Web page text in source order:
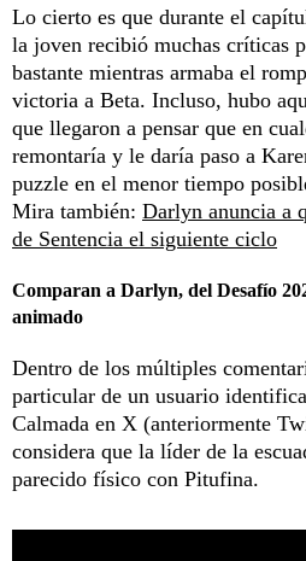
Lo cierto es que durante el
la joven recibió muchas críticas
bastante mientras armaba el
victoria a Beta. Incluso, hubo
que llegaron a pensar que en
remontaría y le daría paso a
puzzle en el menor tiempo
Mira también: Darlyn anuncia a
de Sentencia el siguiente ciclo
Comparan a Darlyn, del Desafío
animado
Dentro de los múltiples
particular de un usuario
Calmada en X (anteriormente
considera que la líder de la
parecido físico con Pitufina.